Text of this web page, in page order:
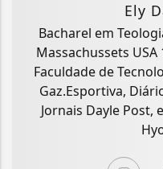
Ely
Bacharel em
Massachussets USA 1984/1990. Jornalismo pela
Faculdade de
Gaz.Esportiva,
Jornais Dayle Post,